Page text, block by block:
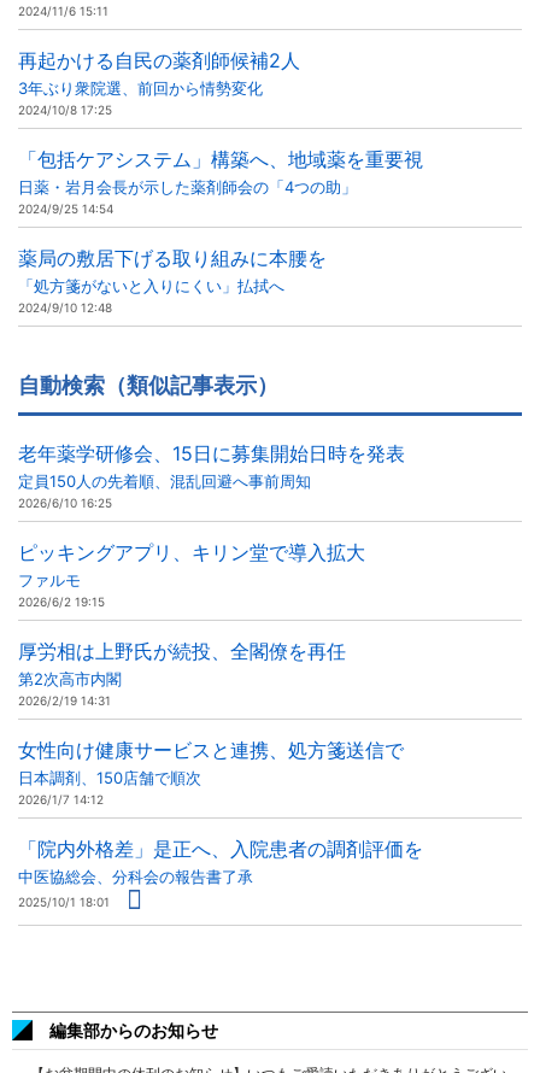
2024/11/6 15:11
再起かける自民の薬剤師候補2人
3年ぶり衆院選、前回から情勢変化
2024/10/8 17:25
「包括ケアシステム」構築へ、地域薬を重要視
日薬・岩月会長が示した薬剤師会の「4つの助」
2024/9/25 14:54
薬局の敷居下げる取り組みに本腰を
「処方箋がないと入りにくい」払拭へ
2024/9/10 12:48
自動検索（類似記事表示）
老年薬学研修会、15日に募集開始日時を発表
定員150人の先着順、混乱回避へ事前周知
2026/6/10 16:25
ピッキングアプリ、キリン堂で導入拡大
ファルモ
2026/6/2 19:15
厚労相は上野氏が続投、全閣僚を再任
第2次高市内閣
2026/2/19 14:31
女性向け健康サービスと連携、処方箋送信で
日本調剤、150店舗で順次
2026/1/7 14:12
「院内外格差」是正へ、入院患者の調剤評価を
中医協総会、分科会の報告書了承
2025/10/1 18:01
編集部からのお知らせ